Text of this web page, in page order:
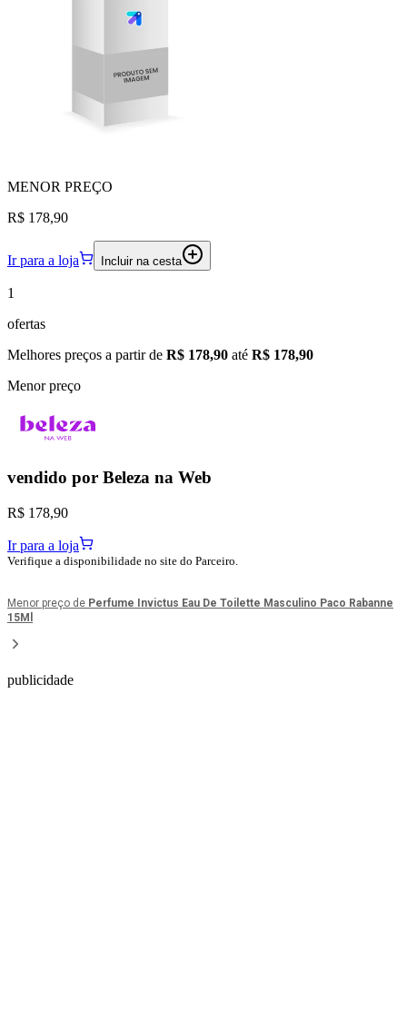
MENOR PREÇO
R$ 178,90
Ir para a loja Incluir na cesta
1
ofertas
Melhores preços a partir de R$ 178,90 até R$ 178,90
Menor preço
vendido por Beleza na Web
R$ 178,90
Ir para a loja
Verifique a disponibilidade no site do Parceiro.
Menor preço de Perfume Invictus Eau De Toilette Masculino Paco Rabanne
15Ml
publicidade